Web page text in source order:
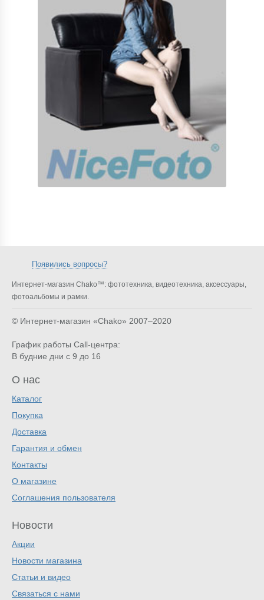
Появились вопросы?
Интернет-магазин Chako™: фототехника, видеотехника, аксессуары,
фотоальбомы и рамки.
© Интернет-магазин «Chako» 2007–2020
График работы Call-центра:
В будние дни с 9 до 16
О нас
Каталог
Покупка
Доставка
Гарантия и обмен
Контакты
О магазине
Соглашения пользователя
Новости
Акции
Новости магазина
Статьи и видео
Связаться с нами